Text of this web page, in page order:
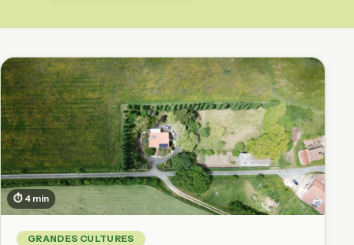
⏱ 4 min
GRANDES CULTURES